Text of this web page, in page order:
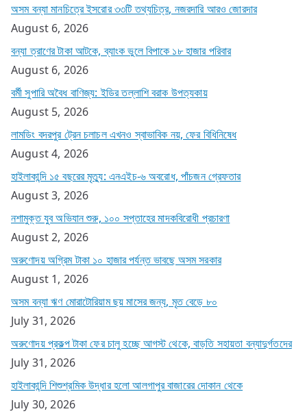
অসম বন্যা মানচিত্রে ইসরোর ৩৩টি তথ্যচিত্র, নজরদারি আরও জোরদার
August 6, 2026
বন্যা ত্রাণের টাকা আটকে, ব্যাংক ভুলে বিপাকে ১৮ হাজার পরিবার
August 6, 2026
বর্মী সুপারি অবৈধ বাণিজ্য: ইডির তল্লাশি বরাক উপত্যকায়
August 5, 2026
লামডিং বদরপুর ট্রেন চলাচল এখনও স্বাভাবিক নয়, ফের বিধিনিষেধ
August 4, 2026
হাইলাকান্দি ১৫ বছরের মৃত্যু: এনএইচ-৬ অবরোধ, পাঁচজন গ্রেফতার
August 3, 2026
নশামুক্ত যুব অভিযান শুরু, ১০০ সপ্তাহের মাদকবিরোধী প্রচারণা
August 2, 2026
অরুণোদয় অগ্রিম টাকা ১০ হাজার পর্যন্ত ভাবছে অসম সরকার
August 1, 2026
অসম বন্যা ঋণ মোরাটোরিয়াম ছয় মাসের জন্য, মৃত বেড়ে ৮০
July 31, 2026
অরুণোদয় প্রকল্প টাকা ফের চালু হচ্ছে আগস্ট থেকে, বাড়তি সহায়তা বন্যাদুর্গতদের
July 31, 2026
হাইলাকান্দি শিশুশ্রমিক উদ্ধার হলো আলগাপুর বাজারের দোকান থেকে
July 30, 2026